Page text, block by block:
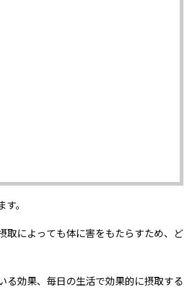
。
取によっても体に害をもたらすため、ど
る効果、毎日の生活で効果的に摂取する